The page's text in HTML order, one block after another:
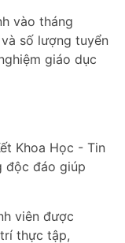
vào tháng
số lượng tuyển
giáo dục
Khoa Học - Tin
độc đáo giúp
viên được
thực tập,